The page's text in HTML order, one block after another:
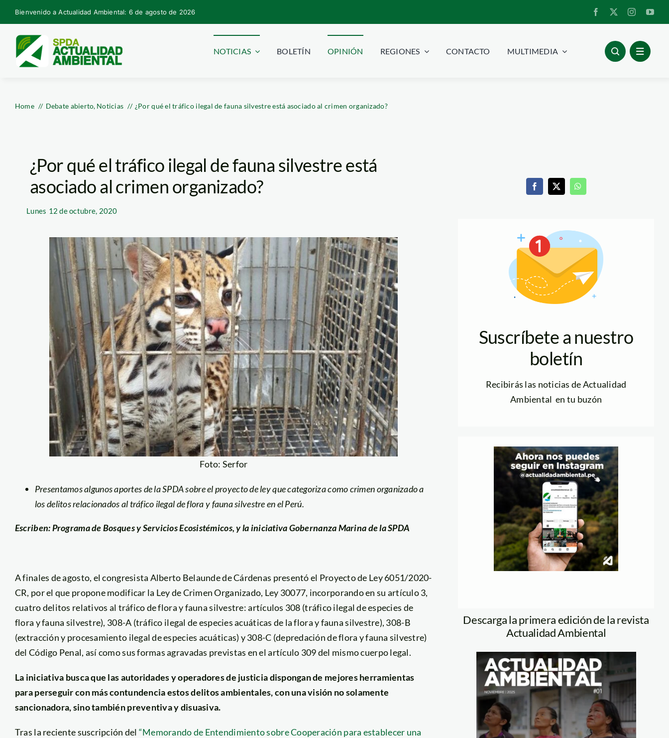
Skip
to
content
Bienvenido a Actualidad Ambiental: 6 de agosto de 2026
NOTICIAS BOLETÍN OPINIÓN REGIONES CONTACTO MULTIMEDIA
Home Debate abierto Noticias ¿Por qué el tráfico ilegal de fauna silvestre está asociado al crimen organizado?
¿Por qué el tráfico ilegal de fauna silvestre está
asociado al crimen organizado?
Lunes 12 de octubre, 2020
Foto: Serfor
Presentamos algunos aportes de la SPDA sobre el proyecto de ley que categoriza como crimen organizado a
los delitos relacionados al tráfico ilegal de flora y fauna silvestre en el Perú.
Escriben: Programa de Bosques y Servicios Ecosistémicos, y la iniciativa Gobernanza Marina de la SPDA
A finales de agosto, el congresista Alberto Belaunde de Cárdenas presentó el Proyecto de Ley 6051/2020-
CR, por el que propone modificar la Ley de Crimen Organizado, Ley 30077, incorporando en su artículo 3,
cuatro delitos relativos al tráfico de flora y fauna silvestre: artículos 308 (tráfico ilegal de especies de
flora y fauna silvestre), 308-A (tráfico ilegal de especies acuáticas de la flora y fauna silvestre), 308-B
(extracción y procesamiento ilegal de especies acuáticas) y 308-C (depredación de flora y fauna silvestre)
del Código Penal, así como sus formas agravadas previstas en el artículo 309 del mismo cuerpo legal.
La iniciativa busca que las autoridades y operadores de justicia dispongan de mejores herramientas
para perseguir con más contundencia estos delitos ambientales, con una visión no solamente
sancionadora, sino también preventiva y disuasiva.
Tras la reciente suscripción del “Memorando de Entendimiento sobre Cooperación para establecer una
Suscríbete a nuestro
boletín
Recibirás las noticias de Actualidad
Ambiental en tu buzón
Descarga la primera edición de la revista
Actualidad Ambiental